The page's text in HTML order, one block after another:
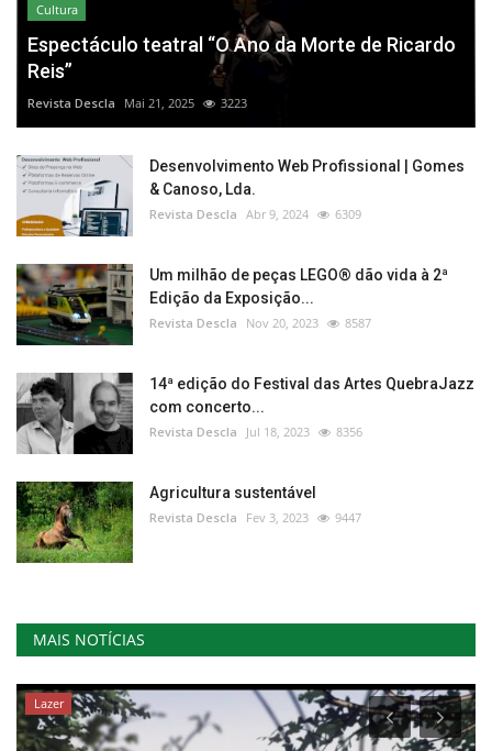
Cultura
Espectáculo teatral “O Ano da Morte de Ricardo
Reis”
Revista Descla Mai 21, 2025 3223
Desenvolvimento Web Profissional | Gomes
& Canoso, Lda.
Revista Descla Abr 9, 2024 6309
Um milhão de peças LEGO® dão vida à 2ª
Edição da Exposição...
Revista Descla Nov 20, 2023 8587
14ª edição do Festival das Artes QuebraJazz
com concerto...
Revista Descla Jul 18, 2023 8356
Agricultura sustentável
Revista Descla Fev 3, 2023 9447
MAIS NOTÍCIAS
Lazer